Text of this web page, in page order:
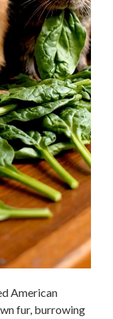
American
fur, burrowing